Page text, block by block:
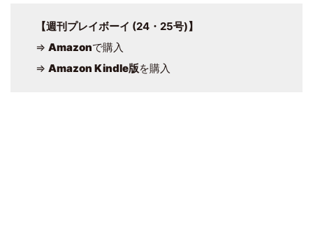
【週刊プレイボーイ (24・25号)】
⇒ Amazonで購入
⇒ Amazon Kindle版を購入